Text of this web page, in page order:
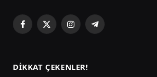
Facebook
X
InstagramTelegram
DIKKAT ÇEKENLER!